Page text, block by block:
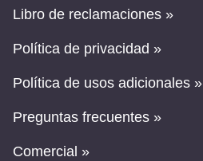
Libro de reclamaciones »
Política de privacidad »
Política de usos adicionales »
Preguntas frecuentes »
Comercial »